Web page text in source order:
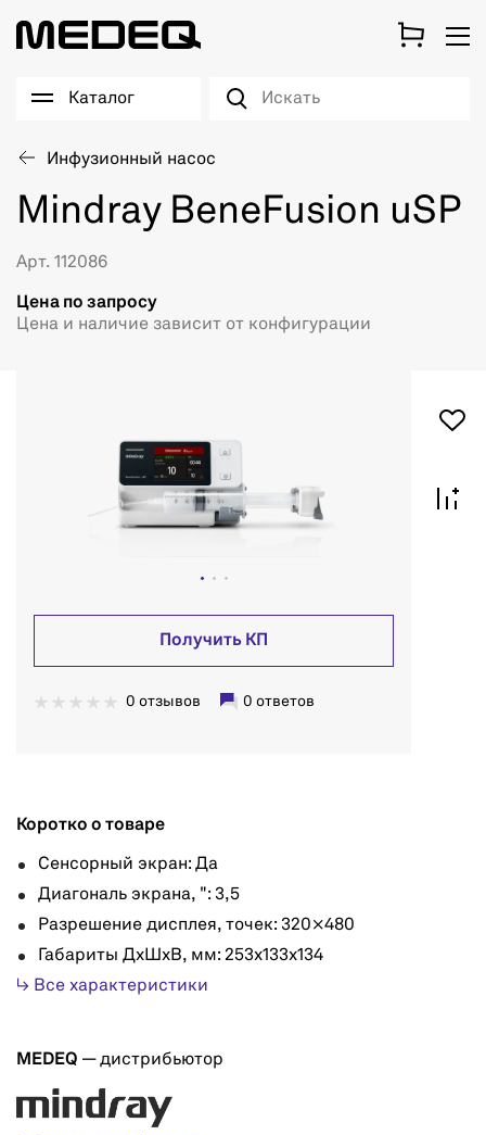
Каталог
Инфузионный насос
Mindray BeneFusion uSP
Арт. 112086
Цена по запросу
Цена и наличие зависит от конфигурации
Получить КП
0 отзывов 0 ответов
Коротко о товаре
Сенсорный экран: Да
Диагональ экрана, ": 3,5
Разрешение дисплея, точек: 320 × 480
Габариты ДxШxВ, мм: 253х133х134
↳ Все характеристики
MEDEQ — дистрибьютор